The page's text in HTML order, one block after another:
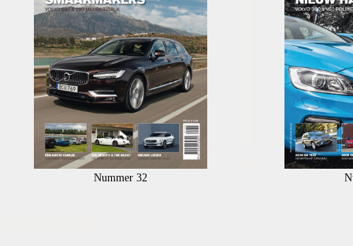
Nummer 32